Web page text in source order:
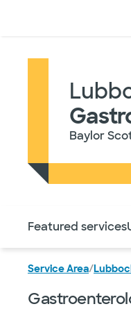
Baylor
Featured services
Service Area/